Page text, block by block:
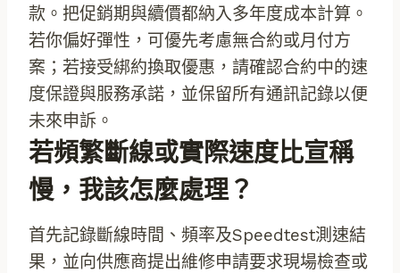
款。把促銷期與續價都納入多年度成本計算。
若你偏好彈性，可優先考慮無合約或月付方
案；若接受綁約換取優惠，請確認合約中的速
度保證與服務承諾，並保留所有通訊記錄以便
未來申訴。
若頻繁斷線或實際速度比宣稱
慢，我該怎麼處理？
首先記錄斷線時間、頻率及Speedtest測速結
果，並向供應商提出維修申請要求現場檢查或